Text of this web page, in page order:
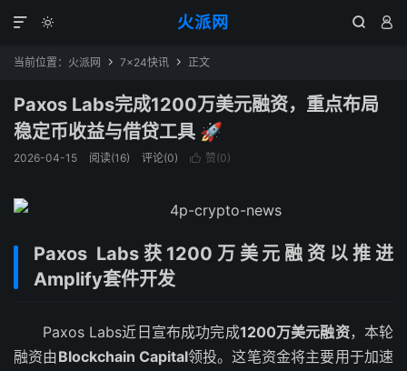
火派网
  

当前位置： 火派网  7×24快讯  正文
Paxos Labs完成1200万美元融资，重点布局
稳定币收益与借贷工具 🚀
2026-04-15 阅读(16) 评论(0)  赞(0)
Paxos Labs获1200万美元融资以推进
Amplify套件开发
Paxos Labs近日宣布成功完成1200万美元融资，本轮
融资由Blockchain Capital领投。这笔资金将主要用于加速